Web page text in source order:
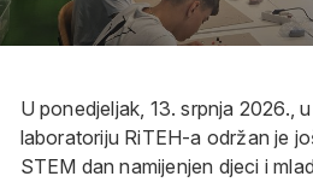
U ponedjeljak, 13. srpnja 2026.,
laboratoriju RiTEH-a održan je
STEM dan namijenjen djeci i